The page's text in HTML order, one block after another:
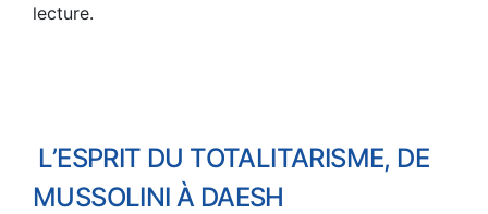
lecture.
L’ESPRIT DU TOTALITARISME, DE
MUSSOLINI À DAESH